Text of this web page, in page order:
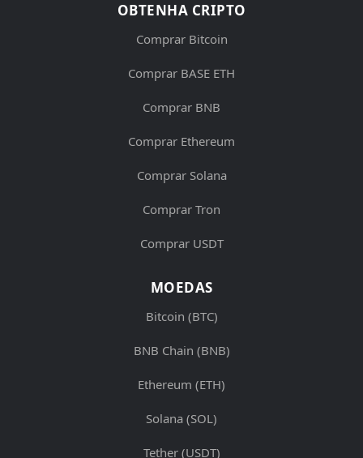
OBTENHA CRIPTO
Comprar Bitcoin
Comprar BASE ETH
Comprar BNB
Comprar Ethereum
Comprar Solana
Comprar Tron
Comprar USDT
MOEDAS
Bitcoin (BTC)
BNB Chain (BNB)
Ethereum (ETH)
Solana (SOL)
Tether (USDT)